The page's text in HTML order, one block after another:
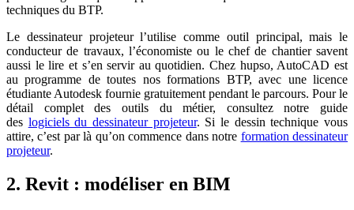
techniques du BTP.
Le dessinateur projeteur l’utilise comme outil principal, mais le
conducteur de travaux, l’économiste ou le chef de chantier savent
aussi le lire et s’en servir au quotidien. Chez hupso, AutoCAD est
au programme de toutes nos formations BTP, avec une licence
étudiante Autodesk fournie gratuitement pendant le parcours. Pour le
détail complet des outils du métier, consultez notre guide
des logiciels du dessinateur projeteur. Si le dessin technique vous
attire, c’est par là qu’on commence dans notre formation dessinateur
projeteur.
2. Revit : modéliser en BIM